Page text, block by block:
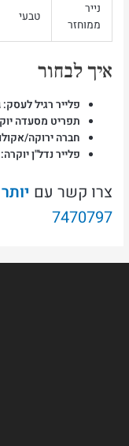
נייר
ממוחזר
טבעי
איך לבחור
פלייר רגיל לעסק:
תפריט מסעדה
חברה ירוקה/
פלייר נדל"ן יוקרה:
צרו קשר עם
7470797